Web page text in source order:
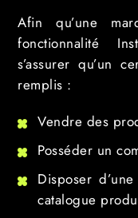
Afin qu’une
fonctionnalité
s’assurer qu’un
remplis :
Vendre des
Posséder un
Disposer
catalogue